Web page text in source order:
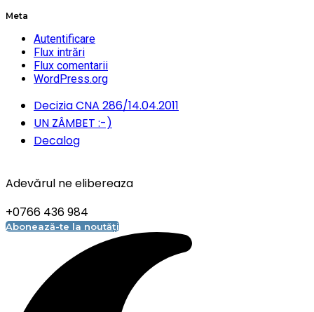
Meta
Autentificare
Flux intrări
Flux comentarii
WordPress.org
Decizia CNA 286/14.04.2011
UN ZÂMBET :-)
Decalog
Adevărul ne elibereaza
+0766 436 984
Abonează-te la noutăți